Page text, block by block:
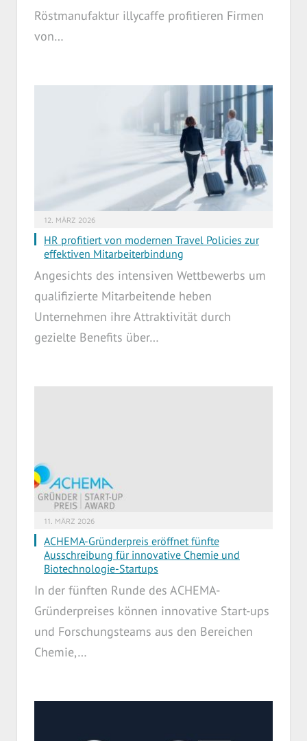
Röstmanufaktur illycaffe profitieren Firmen
von…
12. MÄRZ 2026
HR profitiert von modernen Travel Policies zur
effektiven Mitarbeiterbindung
Angesichts des intensiven Wettbewerbs um
qualifizierte Mitarbeitende heben
Unternehmen ihre Attraktivität durch
gezielte Benefits über…
11. MÄRZ 2026
ACHEMA-Gründerpreis eröffnet fünfte
Ausschreibung für innovative Chemie und
Biotechnologie-Startups
In der fünften Runde des ACHEMA-
Gründerpreises können innovative Start-ups
und Forschungsteams aus den Bereichen
Chemie,…